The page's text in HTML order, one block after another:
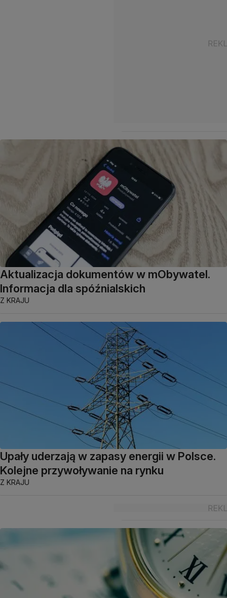
Aktualizacja dokumentów w mObywatel.
Informacja dla spóźnialskich
Z KRAJU
Upały uderzają w zapasy energii w Polsce.
Kolejne przywoływanie na rynku
Z KRAJU